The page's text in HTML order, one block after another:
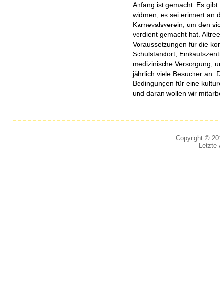
Anfang ist gemacht. Es
widmen, es sei erinnert an
Karnevalsverein, um den
verdient gemacht hat.
Voraussetzungen für die
Schulstandort,
medizinische Versorgung,
jährlich viele Besucher an.
Bedingungen für eine
und daran wollen wir
Copyright ©
Letzte